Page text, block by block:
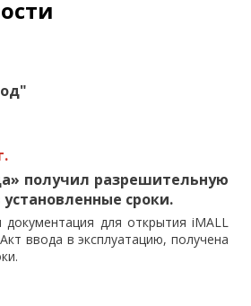
получил разрешительную
сроки.
документация для открытия iMALL
ввода в эксплуатацию, получена